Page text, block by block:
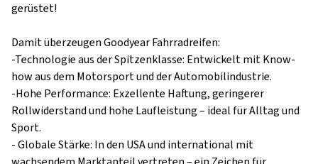
gerüstet!
Damit überzeugen Goodyear Fahrradreifen:
-Technologie aus der Spitzenklasse: Entwickelt mit Know-
how aus dem Motorsport und der Automobilindustrie.
-Hohe Performance: Exzellente Haftung, geringerer
Rollwiderstand und hohe Laufleistung – ideal für Alltag und
Sport.
- Globale Stärke: In den USA und international mit